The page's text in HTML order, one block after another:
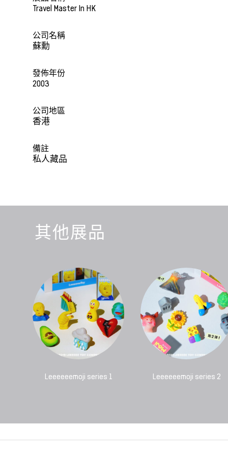
Travel Master In HK
公司名稱
蘇勳
發佈年份
2003
公司地區
香港
備註
私人藏品
其他展品
Leeeeeemoji series 1 Leeeeeemoji series 2